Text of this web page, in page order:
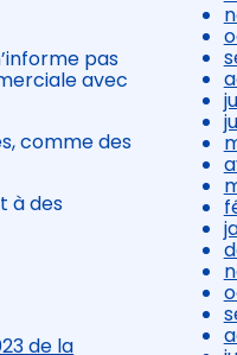
pas
avec
comme des
à des
de la